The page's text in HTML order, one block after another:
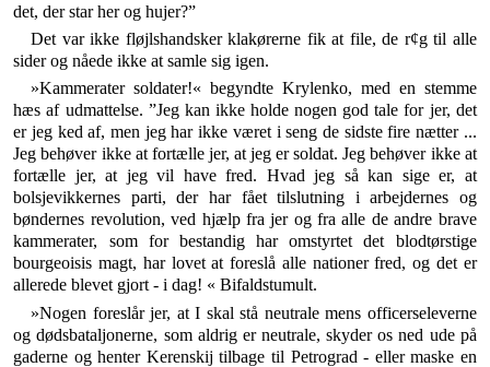
det, der star her og hujer?”
Det var ikke fløjlshandsker klakørerne fik at file, de r¢g til alle
sider og nåede ikke at samle sig igen.
»Kammerater soldater!« begyndte Krylenko, med en stemme
hæs af udmattelse. ”Jeg kan ikke holde nogen god tale for jer, det
er jeg ked af, men jeg har ikke været i seng de sidste fire nætter ...
Jeg behøver ikke at fortælle jer, at jeg er soldat. Jeg behøver ikke at
fortælle jer, at jeg vil have fred. Hvad jeg så kan sige er, at
bolsjevikkernes parti, der har fået tilslutning i arbej­dernes og
bøndernes revolution, ved hjælp fra jer og fra alle de andre brave
kammerater, som for bestandig har omstyrtet det blodtørstige
bourgeoisis magt, har lovet at foreslå alle nationer fred, og det er
allerede blevet gjort - i dag! « Bifaldstumult.
»Nogen foreslår jer, at I skal stå neutrale mens of­ficerseleverne
og dødsbataljonerne, som aldrig er neu­trale, skyder os ned ude på
gaderne og henter Kerenskij tilbage til Petrograd - eller maske en